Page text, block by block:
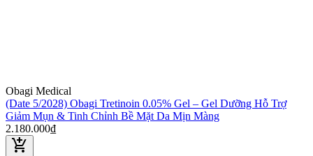
Obagi Medical
(Date 5/2028) Obagi Tretinoin 0.05% Gel – Gel Dưỡng Hỗ Trợ
Giảm Mụn & Tinh Chỉnh Bề Mặt Da Mịn Màng
2.180.000₫
add_shopping_cart